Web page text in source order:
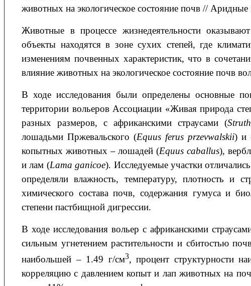
животных на экологическое состояние почв //
Животные в процессе жизнедеятельности
объекты находятся в зоне сухих степей, где
изменениям почвенных характеристик, что в
влияние животных на экологическое состояние почв
В ходе исследования были определены основные
территории вольеров Ассоциации «Живая природа
разных размеров, с африканскими страусами (
лошадьми Пржевальского (Equus ferus przevwalskii) и
копытных животных – лошадей (Equus caballus),
и лам (Lama ganicoe). Исследуемые участки
определяли влажность, температуру, плотность и
химического состава почв, содержания гумуса и
степени пастбищной дигрессии.
В ходе исследования вольер с африканскими
сильным угнетением растительности и сбитостью
наибольшей – 1.49 г/см3, процент структурности
корреляцию с давлением копыт и лап животных на